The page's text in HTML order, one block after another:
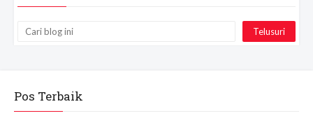
Pos Terbaik